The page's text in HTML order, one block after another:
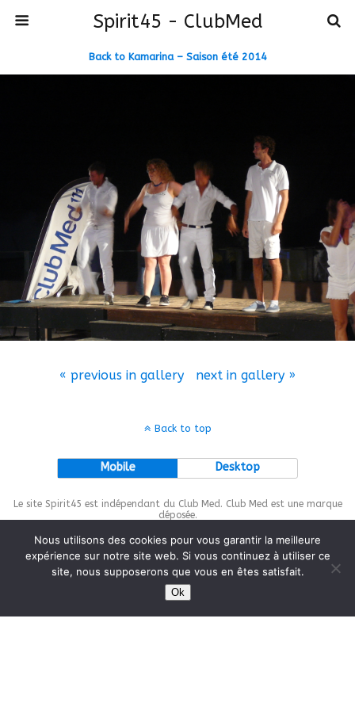
Spirit45 - ClubMed
Back to Kamarina – Saison été 2014
« previous in gallery next in gallery »
Back to top
Mobile Desktop
Le site Spirit45 est indépendant du Club Med. Club Med est une marque
déposée.
This site is protected bywp-copyrightpro.com
Nous utilisons des cookies pour vous garantir la meilleure
expérience sur notre site web. Si vous continuez à utiliser ce
site, nous supposerons que vous en êtes satisfait.
Ok